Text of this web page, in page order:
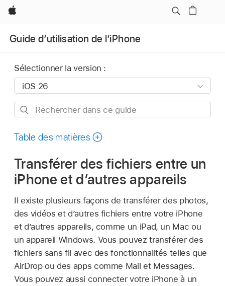
Apple
Guide d’utilisation de l’iPhone
Sélectionner la version :
Rechercher
ce
Table des matières
Transférer des fichiers entre un
iPhone et d’autres appareils
Il existe plusieurs façons de transférer des photos,
des vidéos et d’autres fichiers entre votre iPhone
et d’autres appareils, comme un iPad, un Mac ou
un appareil Windows. Vous pouvez transférer des
fichiers sans fil avec des fonctionnalités telles que
AirDrop ou des apps comme Mail et Messages.
Vous pouvez aussi connecter votre iPhone à un